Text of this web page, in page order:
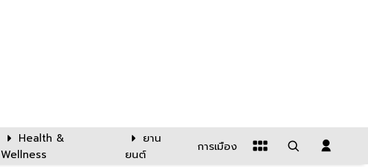
Health &
Wellness
ยาน
ยนต์
การเมือง